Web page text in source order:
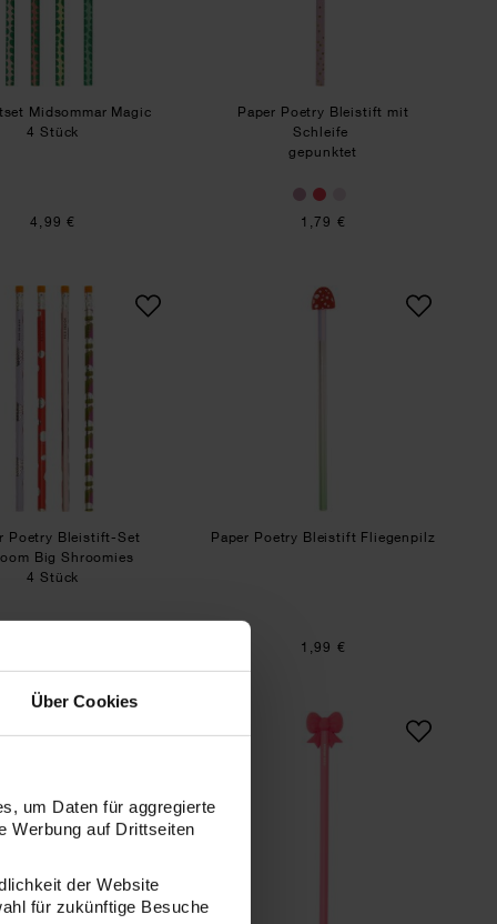
Über Cookies
um Daten für aggregierte
Werbung auf Drittseiten
der Website
für zukünftige Besuche
Midsommar Magic
4 Stück
4,99 €
Paper Poetry Bleistift mit
Schleife
gepunktet
1,79 €
Big Reds
Paper Poetry Bleistift-Set Shrooom Big Shroomies
Poetry Bleistift-Set
Big Shroomies
4 Stück
Paper Poetry Bleistift
Paper Poetry Bleistift Fliegenpilz
1,99 €
Dunkelgrün
Paper Poetry Bleistift mit Schleife GoldPaper Poetry